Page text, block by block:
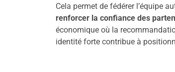
Cela permet de fédérer l’équipe
renforcer la confiance des
économique où la
identité forte contribue à